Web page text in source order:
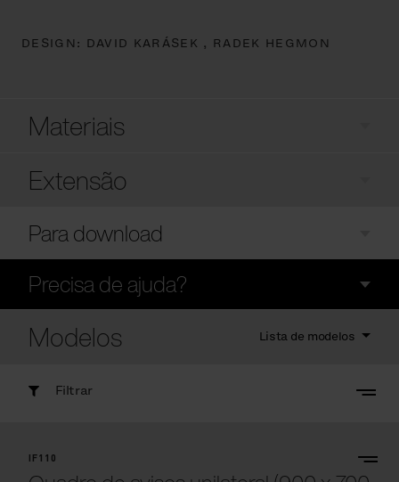
DESIGN: DAVID KARÁSEK , RADEK HEGMON
Materiais
Extensão
Para download
Precisa de ajuda?
Modelos Lista de modelos
Filtrar
IF110